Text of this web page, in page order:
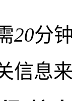
20分钟
信息